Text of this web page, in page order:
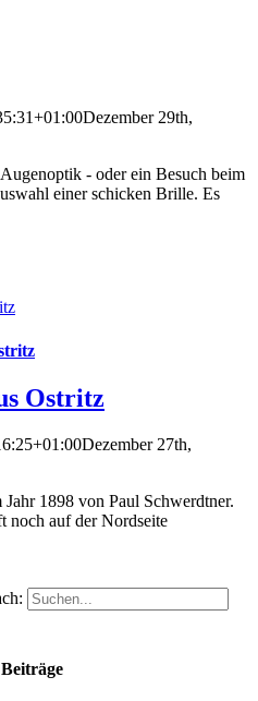
Dezember 29th,
- oder ein Besuch beim
einer schicken Brille. Es
Ostritz
Dezember 27th,
1898 von Paul Schwerdtner.
noch auf der Nordseite